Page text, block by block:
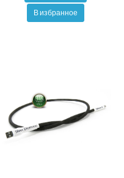
В избранное